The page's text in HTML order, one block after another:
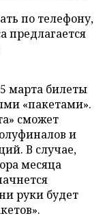
по телефону,
предлагается
марта билеты
«пакетами».
сможет
и
В случае,
месяца
руки будет